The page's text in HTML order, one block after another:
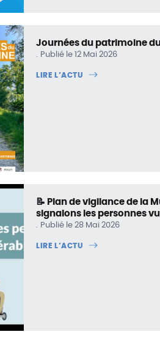
Journées du patrimoine
Publié le 12 Mai 2026
LIRE L’ACTU
📝 Plan de vigilance de la
signalons les personnes
Publié le 28 Mai 2026
LIRE L’ACTU